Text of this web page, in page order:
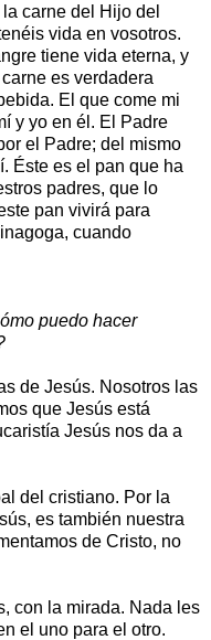
carne del Hijo del
vida en vosotros.
tiene vida eterna, y
es verdadera
El que come mi
y yo en él. El Padre
el Padre; del mismo
Éste es el pan que ha
padres, que lo
pan vivirá para
cuando
puedo hacer
de Jesús. Nosotros las
que Jesús está
Jesús nos da a
del cristiano. Por la
es también nuestra
de Cristo, no
con la mirada. Nada les
el uno para el otro.